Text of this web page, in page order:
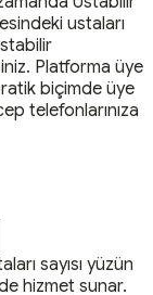
ustaları
Platforma üye
biçimde üye
telefonlarınıza
sayısı yüzün
hizmet sunar.